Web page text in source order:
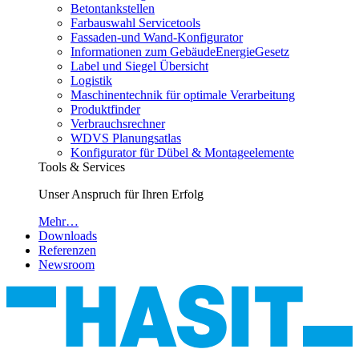
Betontankstellen
Farbauswahl Servicetools
Fassaden-und Wand-Konfigurator
Informationen zum GebäudeEnergieGesetz
Label und Siegel Übersicht
Logistik
Maschinentechnik für optimale Verarbeitung
Produktfinder
Verbrauchsrechner
WDVS Planungsatlas
Konfigurator für Dübel & Montageelemente
Tools & Services
Unser Anspruch für Ihren Erfolg
Mehr…
Downloads
Referenzen
Newsroom